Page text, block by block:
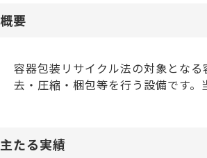
概要
容器包装リサイクル法の対象とな
去・圧縮・梱包等を行う設備です
主たる実績